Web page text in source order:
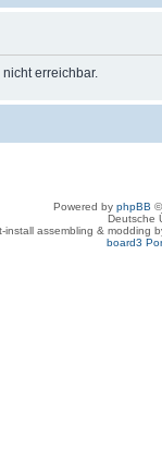
erreichbar.
Powered by phpBB
Deutsche
install assembling & modding
board3